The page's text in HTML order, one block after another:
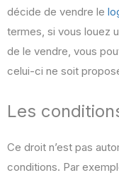
décide de vendre le
termes, si vous louez
de le vendre, vous
celui-ci ne soit
Les
Ce droit n’est pas
conditions. Par